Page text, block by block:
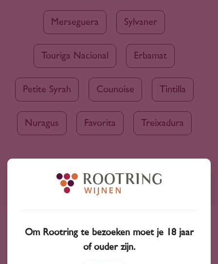
Merseguera Sylvaner
Touriga Nacional Erbamat
Petite Syrah Counoise Tintilla
Nuragus Favorita Treixadura
Ruim assortiment
Advies nodig?
Wij kunnen je altijd adviseren
Om Rootring te bezoeken moet je 18 jaar
of ouder zijn.